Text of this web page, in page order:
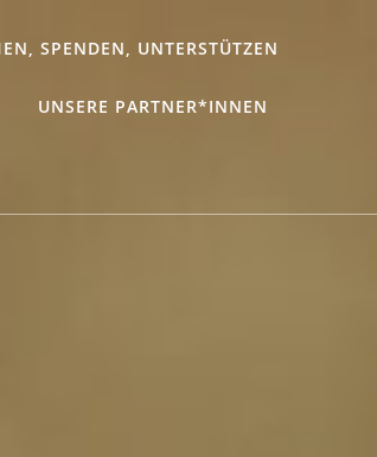
SPENDEN, UNTERSTÜTZEN
UNSERE PARTNER*INNEN